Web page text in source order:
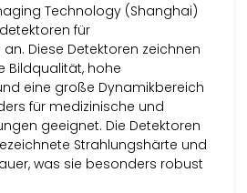
Technology (Shanghai)
für
Diese Detektoren zeichnen
Bildqualität, hohe
eine große Dynamikbereich
für medizinische und
geeignet. Die Detektoren
Strahlungshärte und
was sie besonders robust